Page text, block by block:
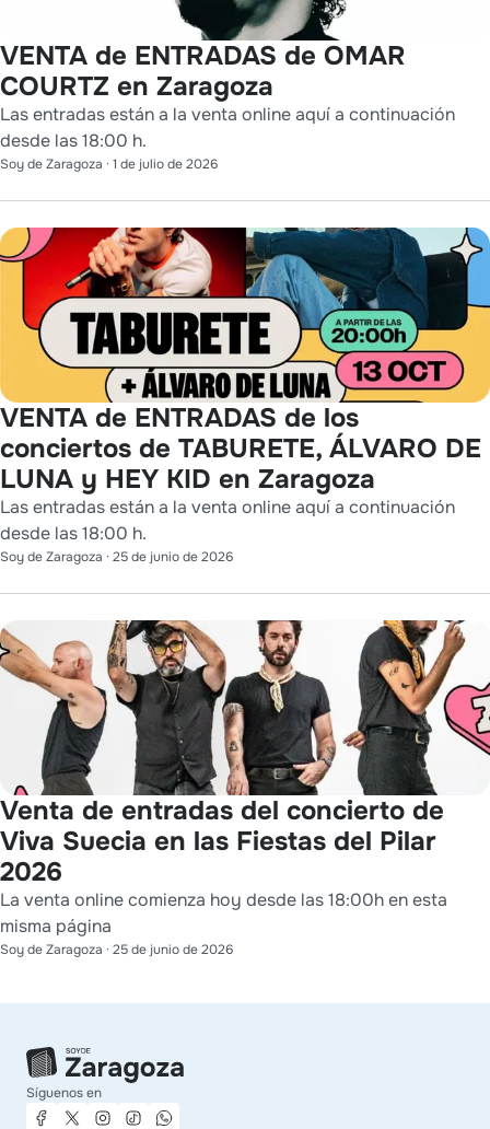
VENTA de ENTRADAS de OMAR
COURTZ en Zaragoza
Las entradas están a la venta online aquí a continuación
desde las 18:00 h.
Soy de Zaragoza · 1 de julio de 2026
VENTA de ENTRADAS de los
conciertos de TABURETE, ÁLVARO DE
LUNA y HEY KID en Zaragoza
Las entradas están a la venta online aquí a continuación
desde las 18:00 h.
Soy de Zaragoza · 25 de junio de 2026
Venta de entradas del concierto de
Viva Suecia en las Fiestas del Pilar
2026
La venta online comienza hoy desde las 18:00h en esta
misma página
Soy de Zaragoza · 25 de junio de 2026
Síguenos en